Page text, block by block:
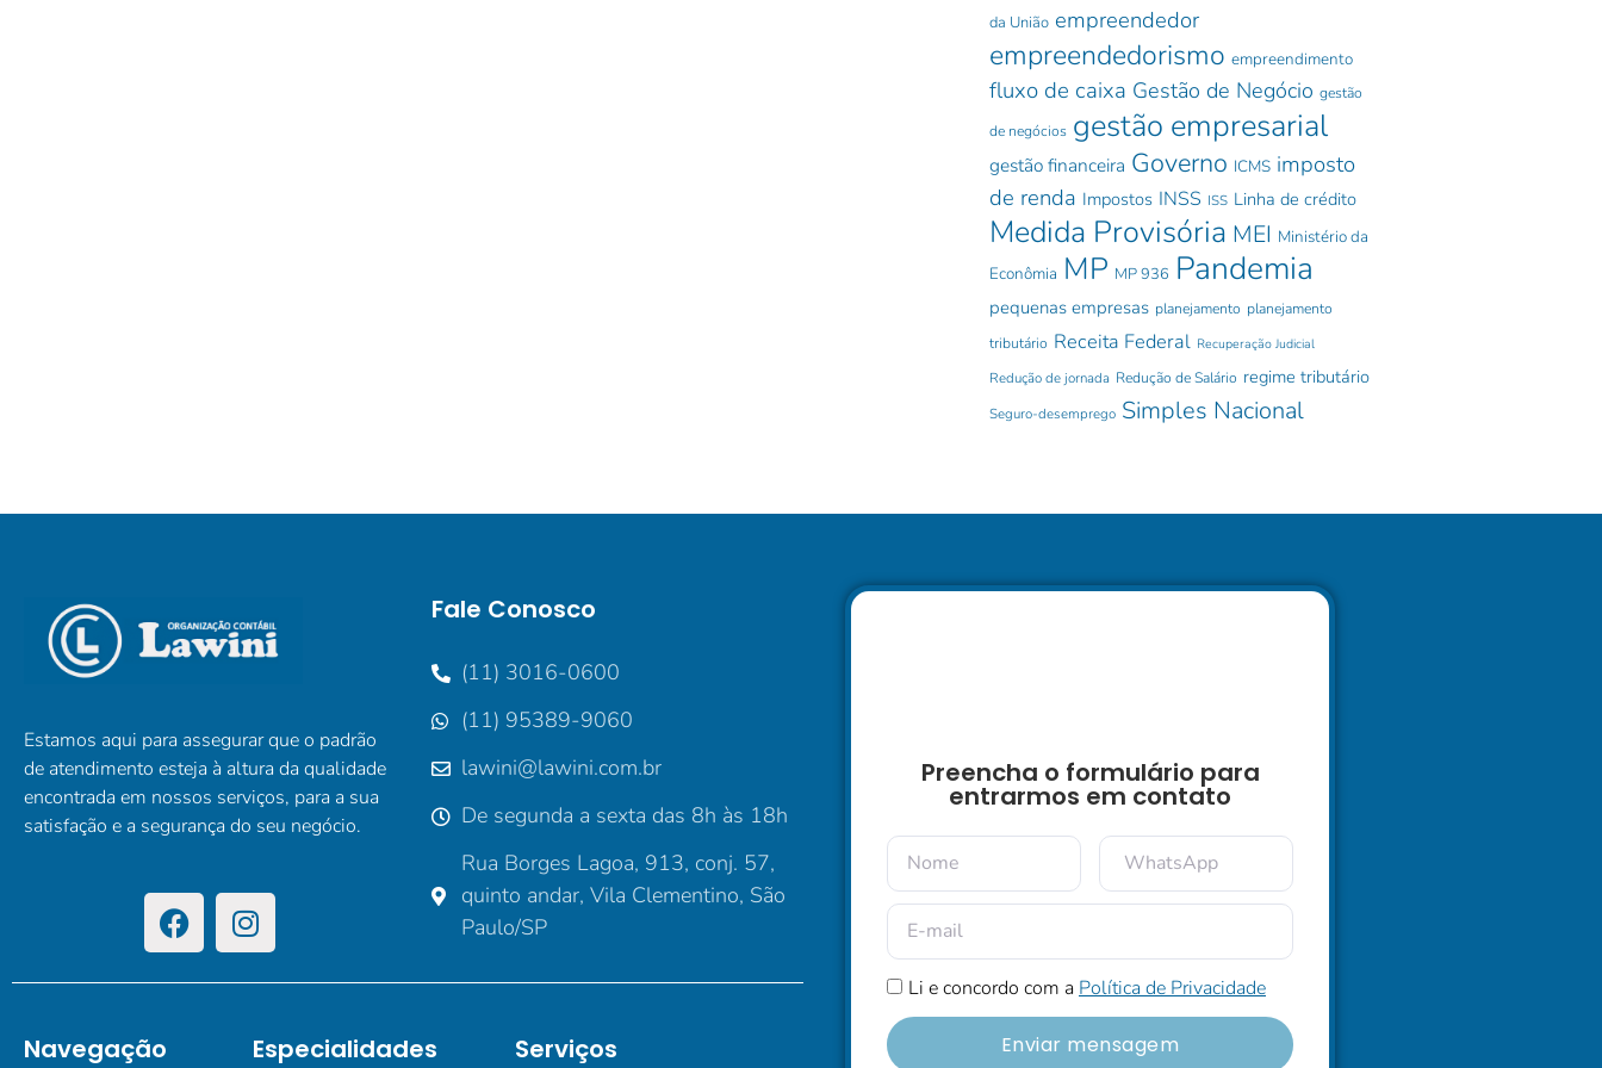
da União empreendedor
empreendedorismo empreendimento
fluxo de caixa Gestão de Negócio gestão
de negócios gestão empresarial
gestão financeira Governo ICMS imposto
de renda Impostos INSS ISS Linha de crédito
Medida Provisória MEI Ministério da
Econômia MP MP 936 Pandemia
pequenas empresas planejamento planejamento
tributário Receita Federal Recuperação Judicial
Redução de jornada Redução de Salário regime tributário
Seguro-desemprego Simples Nacional
Estamos aqui para assegurar que o padrão
de atendimento esteja à altura da qualidade
encontrada em nossos serviços, para a sua
satisfação e a segurança do seu negócio.
Fale Conosco
(11) 3016-0600
(11) 95389-9060
lawini@lawini.com.br
De segunda a sexta das 8h às 18h
Rua Borges Lagoa, 913, conj. 57,
quinto andar, Vila Clementino, São
Paulo/SP
Navegação Especialidades Serviços
Preencha o formulário para
entrarmos em contato
Li e concordo com a Política de Privacidade
Enviar mensagem